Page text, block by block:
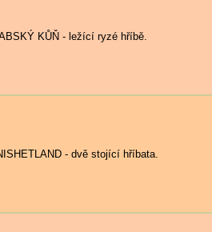
KŮŇ - ležící ryzé hříbě.
- dvě stojící hříbata.